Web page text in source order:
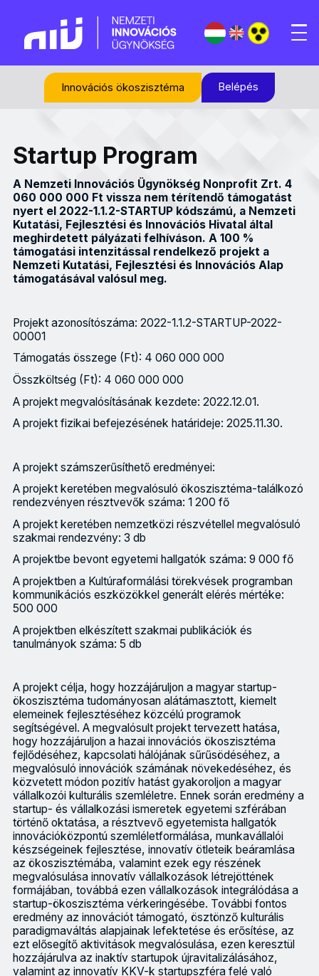
Innovációs ökoszisztéma Belépés
Startup Program
A Nemzeti Innovációs Ügynökség Nonprofit Zrt. 4
060 000 000 Ft vissza nem térítendő támogatást
nyert el 2022-1.1.2-STARTUP kódszámú, a Nemzeti
Kutatási, Fejlesztési és Innovációs Hivatal által
meghirdetett pályázati felhíváson. A 100 %
támogatási intenzitással rendelkező projekt a
Nemzeti Kutatási, Fejlesztési és Innovációs Alap
támogatásával valósul meg.
Projekt azonosítószáma: 2022-1.1.2-STARTUP-2022-
00001
Támogatás összege (Ft): 4 060 000 000
Összköltség (Ft): 4 060 000 000
A projekt megvalósításának kezdete: 2022.12.01.
A projekt fizikai befejezésének határideje: 2025.11.30.
A projekt számszerűsíthető eredményei:
A projekt keretében megvalósuló ökoszisztéma-találkozó
rendezvényen résztvevők száma: 1 200 fő
A projekt keretében nemzetközi részvétellel megvalósuló
szakmai rendezvény: 3 db
A projektbe bevont egyetemi hallgatók száma: 9 000 fő
A projektben a Kultúraformálási törekvések programban
kommunikációs eszközökkel generált elérés mértéke:
500 000
A projektben elkészített szakmai publikációk és
tanulmányok száma: 5 db
A projekt célja, hogy hozzájáruljon a magyar startup-
ökoszisztéma tudományosan alátámasztott, kiemelt
elemeinek fejlesztéséhez közcélú programok
segítségével. A megvalósult projekt tervezett hatása,
hogy hozzájáruljon a hazai innovációs ökoszisztéma
fejlődéséhez, kapcsolati hálójának sűrűsödéséhez, a
megvalósuló innovációk számának növekedéséhez, és
közvetett módon pozitív hatást gyakoroljon a magyar
vállalkozói kulturális szemléletre. Ennek során eredmény a
startup- és vállalkozási ismeretek egyetemi szférában
történő oktatása, a résztvevő egyetemista hallgatók
innovációközpontú szemléletformálása, munkavállalói
készségeinek fejlesztése, innovatív ötleteik beáramlása
az ökoszisztémába, valamint ezek egy részének
megvalósulása innovatív vállalkozások létrejöttének
formájában, továbbá ezen vállalkozások integrálódása a
startup-ökoszisztéma vérkeringésébe. További fontos
eredmény az innovációt támogató, ösztönző kulturális
paradigmaváltás alapjainak lefektetése és erősítése, az
ezt elősegítő aktivitások megvalósulása, ezen keresztül
hozzájárulva az inaktív startupok újravitalizálásához,
valamint az innovatív KKV-k startupszféra felé való